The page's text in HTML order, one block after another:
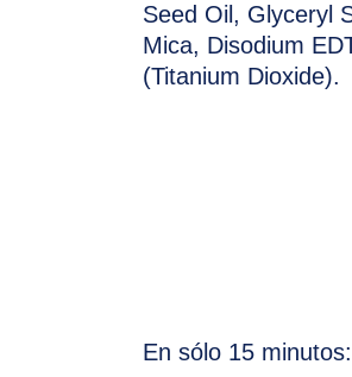
Seed Oil, Glyceryl
Mica, Disodium
(Titanium Dioxide).
En sólo 15 minutos: